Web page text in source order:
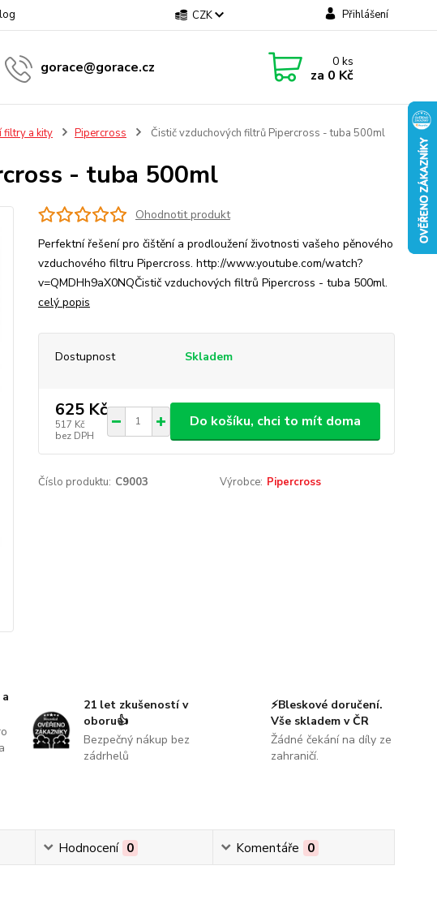
CZK Přihlášení
gorace@gorace.cz 0ks
za 0 Kč
filtry a kity Pipercross Čistič vzduchových filtrů Pipercross - tuba 500ml
- tuba 500ml
Ohodnotit produkt
Perfektní řešení pro čištění a prodloužení životnosti vašeho pěnového
vzduchového filtru Pipercross. http://www.youtube.com/watch?
v=QMDHh9aX0NQČistič vzduchových filtrů Pipercross - tuba 500ml.
celý popis
Dostupnost Skladem
625 Kč
517 Kč
bez DPH
Do košíku, chci to mít doma
Číslo produktu: C9003 Výrobce: Pipercross
21 let zkušeností v
oboru👍
Bezpečný nákup bez
zádrhelů
⚡Bleskové doručení.
Vše skladem v ČR
Žádné čekání na díly ze
zahraničí.
Hodnocení 0 Komentáře 0